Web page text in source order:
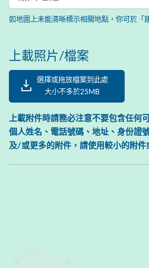
如地圖上未能清晰標示相關地點，你可於「
上載照片/檔案
選擇或拖放檔案到此處
大小不多於25MB
上載附件時請務必注意不要包含任何
個人姓名、電話號碼、地址、身份證
及/或更多的附件，請使用較小的附件